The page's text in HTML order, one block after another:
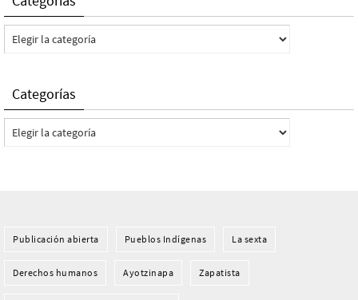
Categorías
Categorías
Categorías
Publicación abierta Pueblos Indí­genas La sexta
Derechos humanos Ayotzinapa Zapatista